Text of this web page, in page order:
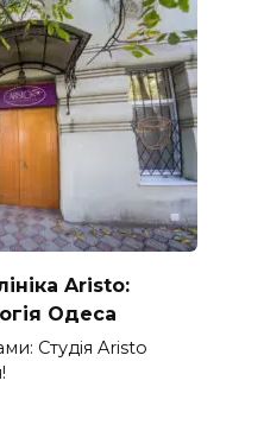
Aristo:
Одеса
Студія Aristo